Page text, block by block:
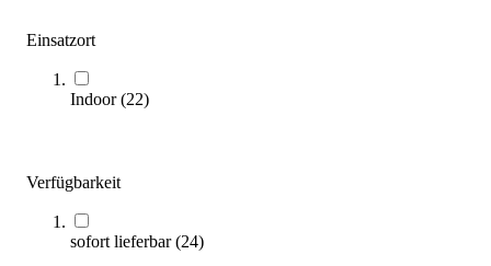
Einsatzort
Indoor(22)
Verfügbarkeit
sofort lieferbar(24)
Kübler Sport® Volleyball TOP TRAINING
27,95 €